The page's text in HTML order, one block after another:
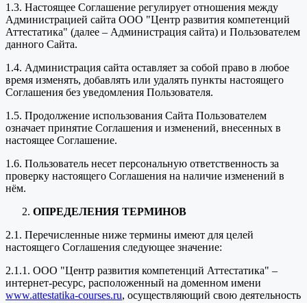
1.3. Настоящее Соглашение регулирует отношения между
Администрацией сайта ООО "Центр развития компетенций
Аттестатика" (далее – Администрация сайта) и Пользователем
данного Сайта.
1.4. Администрация сайта оставляет за собой право в любое
время изменять, добавлять или удалять пункты настоящего
Соглашения без уведомления Пользователя.
1.5. Продолжение использования Сайта Пользователем
означает принятие Соглашения и изменений, внесенных в
настоящее Соглашение.
1.6. Пользователь несет персональную ответственность за
проверку настоящего Соглашения на наличие изменений в
нём.
ОПРЕДЕЛЕНИЯ ТЕРМИНОВ
2.1. Перечисленные ниже термины имеют для целей
настоящего Соглашения следующее значение:
2.1.1. ООО "Центр развития компетенций Аттестатика" –
интернет-ресурс, расположенный на доменном имени
www.attestatika-courses.ru, осуществляющий свою деятельность